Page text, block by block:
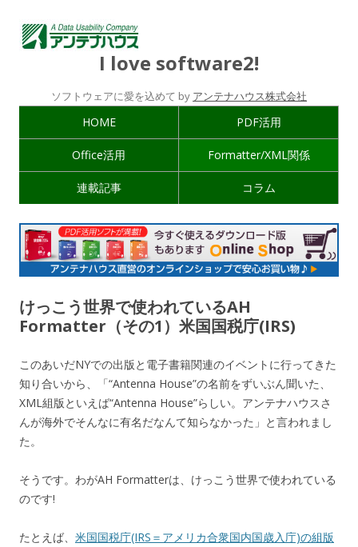
I love software2!
ソフトウェアに愛を込めて by アンテナハウス株式会社
HOME PDF活用
Office活用 Formatter/XML関係
連載記事 コラム
けっこう世界で使われているAH
Formatter（その1）米国国税庁(IRS)
このあいだNYでの出版と電子書籍関連のイベントに行ってきた
知り合いから、「“Antenna House”の名前をずいぶん聞いた、
XML組版といえば“Antenna House”らしい。アンテナハウスさ
んが海外でそんなに有名だなんて知らなかった」と言われまし
た。
そうです。わがAH Formatterは、けっこう世界で使われている
のです!
たとえば、 米国国税庁(IRS＝アメリカ合衆国内国歳入庁)の組版